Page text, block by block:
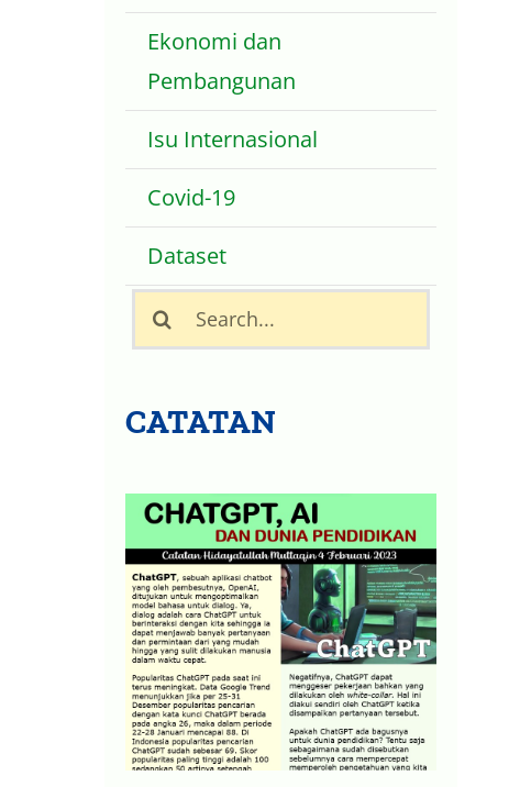
Ekonomi dan
Pembangunan
Isu Internasional
Covid-19
Dataset
Search
for:
CATATAN